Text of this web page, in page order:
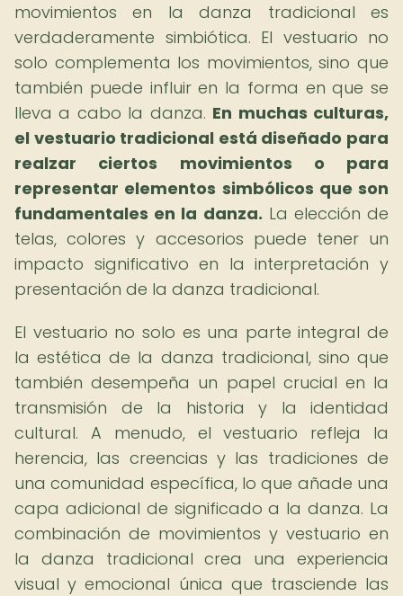
movimientos en la danza tradicional es
verdaderamente simbiótica. El vestuario no
solo complementa los movimientos, sino que
también puede influir en la forma en que se
lleva a cabo la danza. En muchas culturas,
el vestuario tradicional está diseñado para
realzar ciertos movimientos o para
representar elementos simbólicos que son
fundamentales en la danza. La elección de
telas, colores y accesorios puede tener un
impacto significativo en la interpretación y
presentación de la danza tradicional.
El vestuario no solo es una parte integral de
la estética de la danza tradicional, sino que
también desempeña un papel crucial en la
transmisión de la historia y la identidad
cultural. A menudo, el vestuario refleja la
herencia, las creencias y las tradiciones de
una comunidad específica, lo que añade una
capa adicional de significado a la danza. La
combinación de movimientos y vestuario en
la danza tradicional crea una experiencia
visual y emocional única que trasciende las